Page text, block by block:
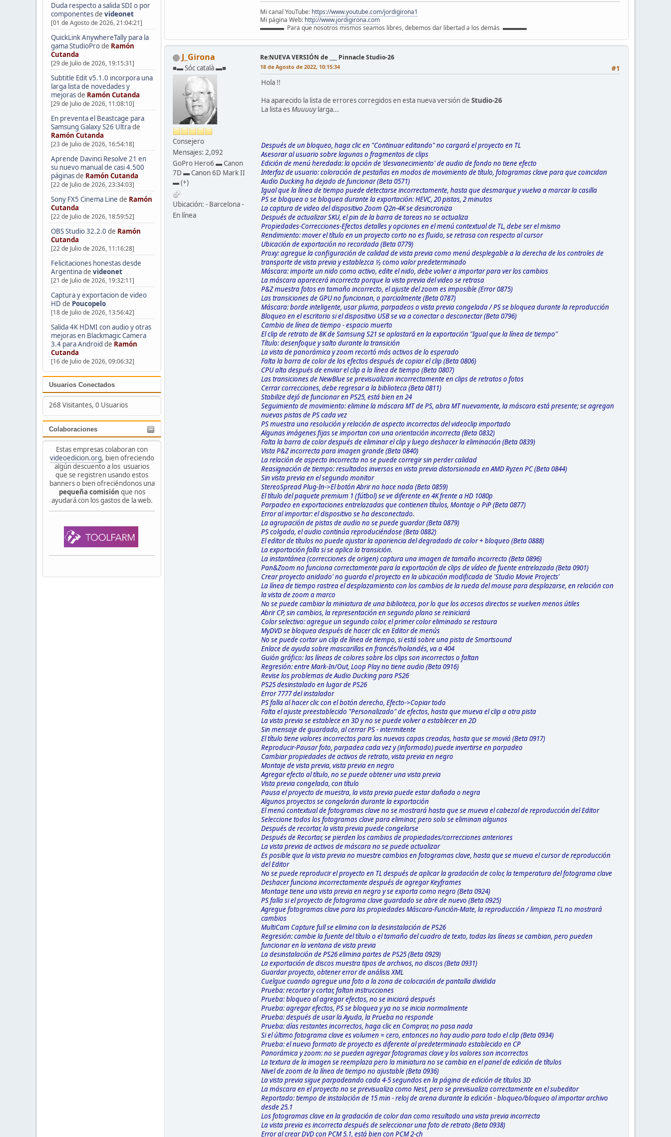
Duda respecto a salida SDI o por
componentesde videonet
[01 de Agosto de 2026, 21:04:21]
QuickLink AnywhereTally para la
gama StudioProde Ramón
Cutanda
[29 de Julio de 2026, 19:15:31]
Subtitle Edit v5.1.0 incorpora una
larga lista de novedades y
mejorasde Ramón Cutanda
[29 de Julio de 2026, 11:08:10]
En preventa el Beastcage para
Samsung Galaxy S26 Ultrade
Ramón Cutanda
[23 de Julio de 2026, 16:54:18]
Aprende Davinci Resolve 21 en
su nuevo manual de casi 4.500
páginasde Ramón Cutanda
[22 de Julio de 2026, 23:34:03]
Sony FX5 Cinema Line de Ramón
Cutanda
[22 de Julio de 2026, 18:59:52]
OBS Studio 32.2.0 de Ramón
Cutanda
[22 de Julio de 2026, 11:16:28]
Felicitaciones honestas desde
Argentinade videonet
[21 de Julio de 2026, 19:32:11]
Captura y exportacion de video
HD de Poucopelo
[18 de Julio de 2026, 13:56:42]
Salida 4K HDMI con audio y otras
mejoras en Blackmagic Camera
3.4 para Android de Ramón
Cutanda
[16 de Julio de 2026, 09:06:32]
Usuarios Conectados
268 Visitantes, 0 Usuarios
Colaboraciones
Estas empresas colaboran con
videoedicion.org, bien ofreciendo
algún descuento a los usuarios
que se registren usando estos
banners o bien ofreciéndonos una
pequeña comisión que nos
ayudará con los gastos de la web.
Mi canal YouTube: https://www.youtube.com/jordigirona1
Mi página Web: http://www.jordigirona.com
▬▬▬▬ Para que nosotros mismos seamos libres, debemos dar libertad a los demás ▬▬▬▬
J_Girona
■▬ Sóc català ▬■
Consejero
Mensajes: 2,092
GoPro Hero6 ▬ Canon
7D ▬ Canon 6D Mark II
▬ (+)
Ubicación: - Barcelona -
En línea
Re:NUEVA VERSIÓN de ___ Pinnacle Studio-26
#1
18 de Agosto de 2022, 10:15:34
Hola !!
Ha aparecido la lista de errores corregidos en esta nueva versión de Studio-26
La lista esMuuuuylarga...
Después de un bloqueo, haga clic en "Continuar editando" no cargará el proyecto en TL
Asesorar al usuario sobre lagunas o fragmentos de clips
Edición de menú heredada: la opción de 'desvanecimiento' de audio de fondo no tiene efecto
Interfaz de usuario: coloración de pestañas en modos de movimiento de título, fotogramas clave para que coincidan
Audio Ducking ha dejado de funcionar (Beta 0571)
Igual que la línea de tiempo puede detectarse incorrectamente, hasta que desmarque y vuelva a marcar la casilla
PS se bloquea o se bloquea durante la exportación: HEVC, 20 pistas, 2 minutos
La captura de video del dispositivo Zoom Q2n-4K se desincroniza
Después de actualizar SKU, el pin de la barra de tareas no se actualiza
Propiedades-Correcciones-Efectos detalles y opciones en el menú contextual de TL, debe ser el mismo
Rendimiento: mover el título en un proyecto corto no es fluido, se retrasa con respecto al cursor
Ubicación de exportación no recordada (Beta 0779)
Proxy: agregue la configuración de calidad de vista previa como menú desplegable a la derecha de los controles de
transporte de vista previa y establezca ½ como valor predeterminado
Máscara: importe un nido como activo, edite el nido, debe volver a importar para ver los cambios
La máscara aparecerá incorrecta porque la vista previa del video se retrasa
P&Z muestra fotos en tamaño incorrecto, el ajuste del zoom es imposible (Error 0875)
Las transiciones de GPU no funcionan, o parcialmente (Beta 0787)
Máscara: borde inteligente, usar pluma, parpadeos o vista previa congelada / PS se bloquea durante la reproducción
Bloqueo en el escritorio si el dispositivo USB se va a conectar o desconectar (Beta 0796)
Cambio de línea de tiempo - espacio muerto
El clip de retrato de 8K de Samsung S21 se aplastará en la exportación "Igual que la línea de tiempo"
Título: desenfoque y salto durante la transición
La vista de panorámica y zoom recortó más activos de lo esperado
Falta la barra de color de los efectos después de copiar el clip (Beta 0806)
CPU alta después de enviar el clip a la línea de tiempo (Beta 0807)
Las transiciones de NewBlue se previsualizan incorrectamente en clips de retratos o fotos
Cerrar correcciones, debe regresar a la biblioteca (Beta 0811)
Stabilize dejó de funcionar en PS25, está bien en 24
Seguimiento de movimiento: elimine la máscara MT de PS, abra MT nuevamente, la máscara está presente; se agregan
nuevas pistas de PS cada vez
PS muestra una resolución y relación de aspecto incorrectas del videoclip importado
Algunas imágenes fijas se importan con una orientación incorrecta (Beta 0832)
Falta la barra de color después de eliminar el clip y luego deshacer la eliminación (Beta 0839)
Vista P&Z incorrecta para imagen grande (Beta 0840)
La relación de aspecto incorrecta no se puede corregir sin perder calidad
Reasignación de tiempo: resultados inversos en vista previa distorsionada en AMD Ryzen PC (Beta 0844)
Sin vista previa en el segundo monitor
StereoSpread Plug-In->El botón Abrir no hace nada (Beta 0859)
El título del paquete premium 1 (fútbol) se ve diferente en 4K frente a HD 1080p
Parpadeo en exportaciones entrelazadas que contienen títulos, Montaje o PiP (Beta 0877)
Error al importar: el dispositivo se ha desconectado.
La agrupación de pistas de audio no se puede guardar (Beta 0879)
PS colgada, el audio continúa reproduciéndose (Beta 0882)
El editor de títulos no puede ajustar la apariencia del degradado de color + bloqueo (Beta 0888)
La exportación falla si se aplica la transición.
La instantánea (correcciones de origen) captura una imagen de tamaño incorrecto (Beta 0896)
Pan&Zoom no funciona correctamente para la exportación de clips de vídeo de fuente entrelazada (Beta 0901)
Crear proyecto anidado' no guarda el proyecto en la ubicación modificada de 'Studio Movie Projects'
La línea de tiempo rastrea el desplazamiento con los cambios de la rueda del mouse para desplazarse, en relación con
la vista de zoom a marco
No se puede cambiar la miniatura de una biblioteca, por lo que los accesos directos se vuelven menos útiles
Abrir CP, sin cambios, la representación en segundo plano se reiniciará
Color selectivo: agregue un segundo color, el primer color eliminado se restaura
MyDVD se bloquea después de hacer clic en Editor de menús
No se puede cortar un clip de línea de tiempo, si está sobre una pista de Smartsound
Enlace de ayuda sobre mascarillas en francés/holandés, va a 404
Guión gráfico: las líneas de colores sobre los clips son incorrectas o faltan
Regresión: entre Mark-In/Out, Loop Play no tiene audio (Beta 0916)
Revise los problemas de Audio Ducking para PS26
PS25 desinstalado en lugar de PS26
Error 7777 del instalador
PS falla al hacer clic con el botón derecho, Efecto->Copiar todo
Falta el ajuste preestablecido "Personalizado" de efectos, hasta que mueva el clip a otra pista
La vista previa se establece en 3D y no se puede volver a establecer en 2D
Sin mensaje de guardado, al cerrar PS - intermitente
El título tiene valores incorrectos para las nuevas capas creadas, hasta que se movió (Beta 0917)
Reproducir-Pausar foto, parpadea cada vez y (informado) puede invertirse en parpadeo
Cambiar propiedades de activos de retrato, vista previa en negro
Montaje de vista previa, vista previa en negro
Agregar efecto al título, no se puede obtener una vista previa
Vista previa congelada, con título
Pausa el proyecto de muestra, la vista previa puede estar dañada o negra
Algunos proyectos se congelarán durante la exportación
El menú contextual de fotogramas clave no se mostrará hasta que se mueva el cabezal de reproducción del Editor
Seleccione todos los fotogramas clave para eliminar, pero solo se eliminan algunos
Después de recortar, la vista previa puede congelarse
Después de Recortar, se pierden los cambios de propiedades/correcciones anteriores
La vista previa de activos de máscara no se puede actualizar
Es posible que la vista previa no muestre cambios en fotogramas clave, hasta que se mueva el cursor de reproducción
del Editor
No se puede reproducir el proyecto en TL después de aplicar la gradación de color, la temperatura del fotograma clave
Deshacer funciona incorrectamente después de agregar Keyframes
Montage tiene una vista previa en negro y se exporta como negro (Beta 0924)
PS falla si el proyecto de fotograma clave guardado se abre de nuevo (Beta 0925)
Agregue fotogramas clave para las propiedades Máscara-Función-Mate, la reproducción / limpieza TL no mostrará
cambios
MultiCam Capture full se elimina con la desinstalación de PS26
Regresión: cambie la fuente del título o el tamaño del cuadro de texto, todas las líneas se cambian, pero pueden
funcionar en la ventana de vista previa
La desinstalación de PS26 elimina partes de PS25 (Beta 0929)
La exportación de discos muestra tipos de archivos, no discos (Beta 0931)
Guardar proyecto, obtener error de análisis XML
Cuelgue cuando agregue una foto a la zona de colocación de pantalla dividida
Prueba: recortar y cortar, faltan instrucciones
Prueba: bloqueo al agregar efectos, no se iniciará después
Prueba: agregar efectos, PS se bloquea y ya no se inicia normalmente
Prueba: después de usar la Ayuda, la Prueba no responde
Prueba: días restantes incorrectos, haga clic en Comprar, no pasa nada
Si el último fotograma clave es volumen = cero, entonces no hay audio para todo el clip (Beta 0934)
Prueba: el nuevo formato de proyecto es diferente al predeterminado establecido en CP
Panorámica y zoom: no se pueden agregar fotogramas clave y los valores son incorrectos
La textura de la imagen se reemplaza pero la miniatura no se cambia en el panel de edición de títulos
Nivel de zoom de la línea de tiempo no ajustable (Beta 0936)
La vista previa sigue parpadeando cada 4-5 segundos en la página de edición de títulos 3D
La máscara en el proyecto no se previsualiza como Nest, pero se previsualiza correctamente en el subeditor
Reportado: tiempo de instalación de 15 min - reloj de arena durante la edición - bloqueo/bloqueo al importar archivo
desde 25.1
Los fotogramas clave en la gradación de color dan como resultado una vista previa incorrecta
La vista previa es incorrecta después de seleccionar una foto de retrato (Beta 0938)
Error al crear DVD con PCM 5.1, está bien con PCM 2-ch